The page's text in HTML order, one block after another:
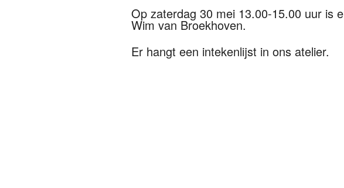
Op zaterdag 30 mei 13.00-15.00 uur is
Wim van Broekhoven.
Er hangt een intekenlijst in ons atelier.